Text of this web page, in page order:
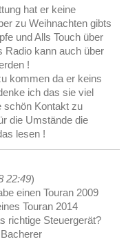
hat er keine
zu Weihnachten gibts
und Alls Touch über
Radio kann auch über
!
kommen da er keins
ich das sie viel
schön Kontakt zu
die Umstände die
lesen !
22:49)
einen Touran 2009
Touran 2014
richtige Steuergerät?